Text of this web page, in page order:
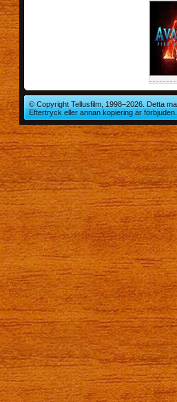
© Copyright Tellusfilm, 1998–2026. Detta
Eftertryck eller annan kopiering är